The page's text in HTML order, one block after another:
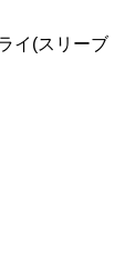
イ(スリーブ